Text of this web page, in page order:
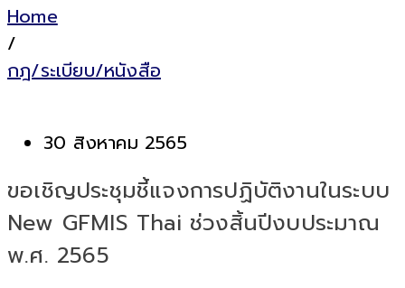
Home
/
กฎ/ระเบียบ/หนังสือ
30 สิงหาคม 2565
ขอเชิญประชุมชี้แจงการปฏิบัติงานในระบบ
New GFMIS Thai ช่วงสิ้นปีงบประมาณ
พ.ศ. 2565